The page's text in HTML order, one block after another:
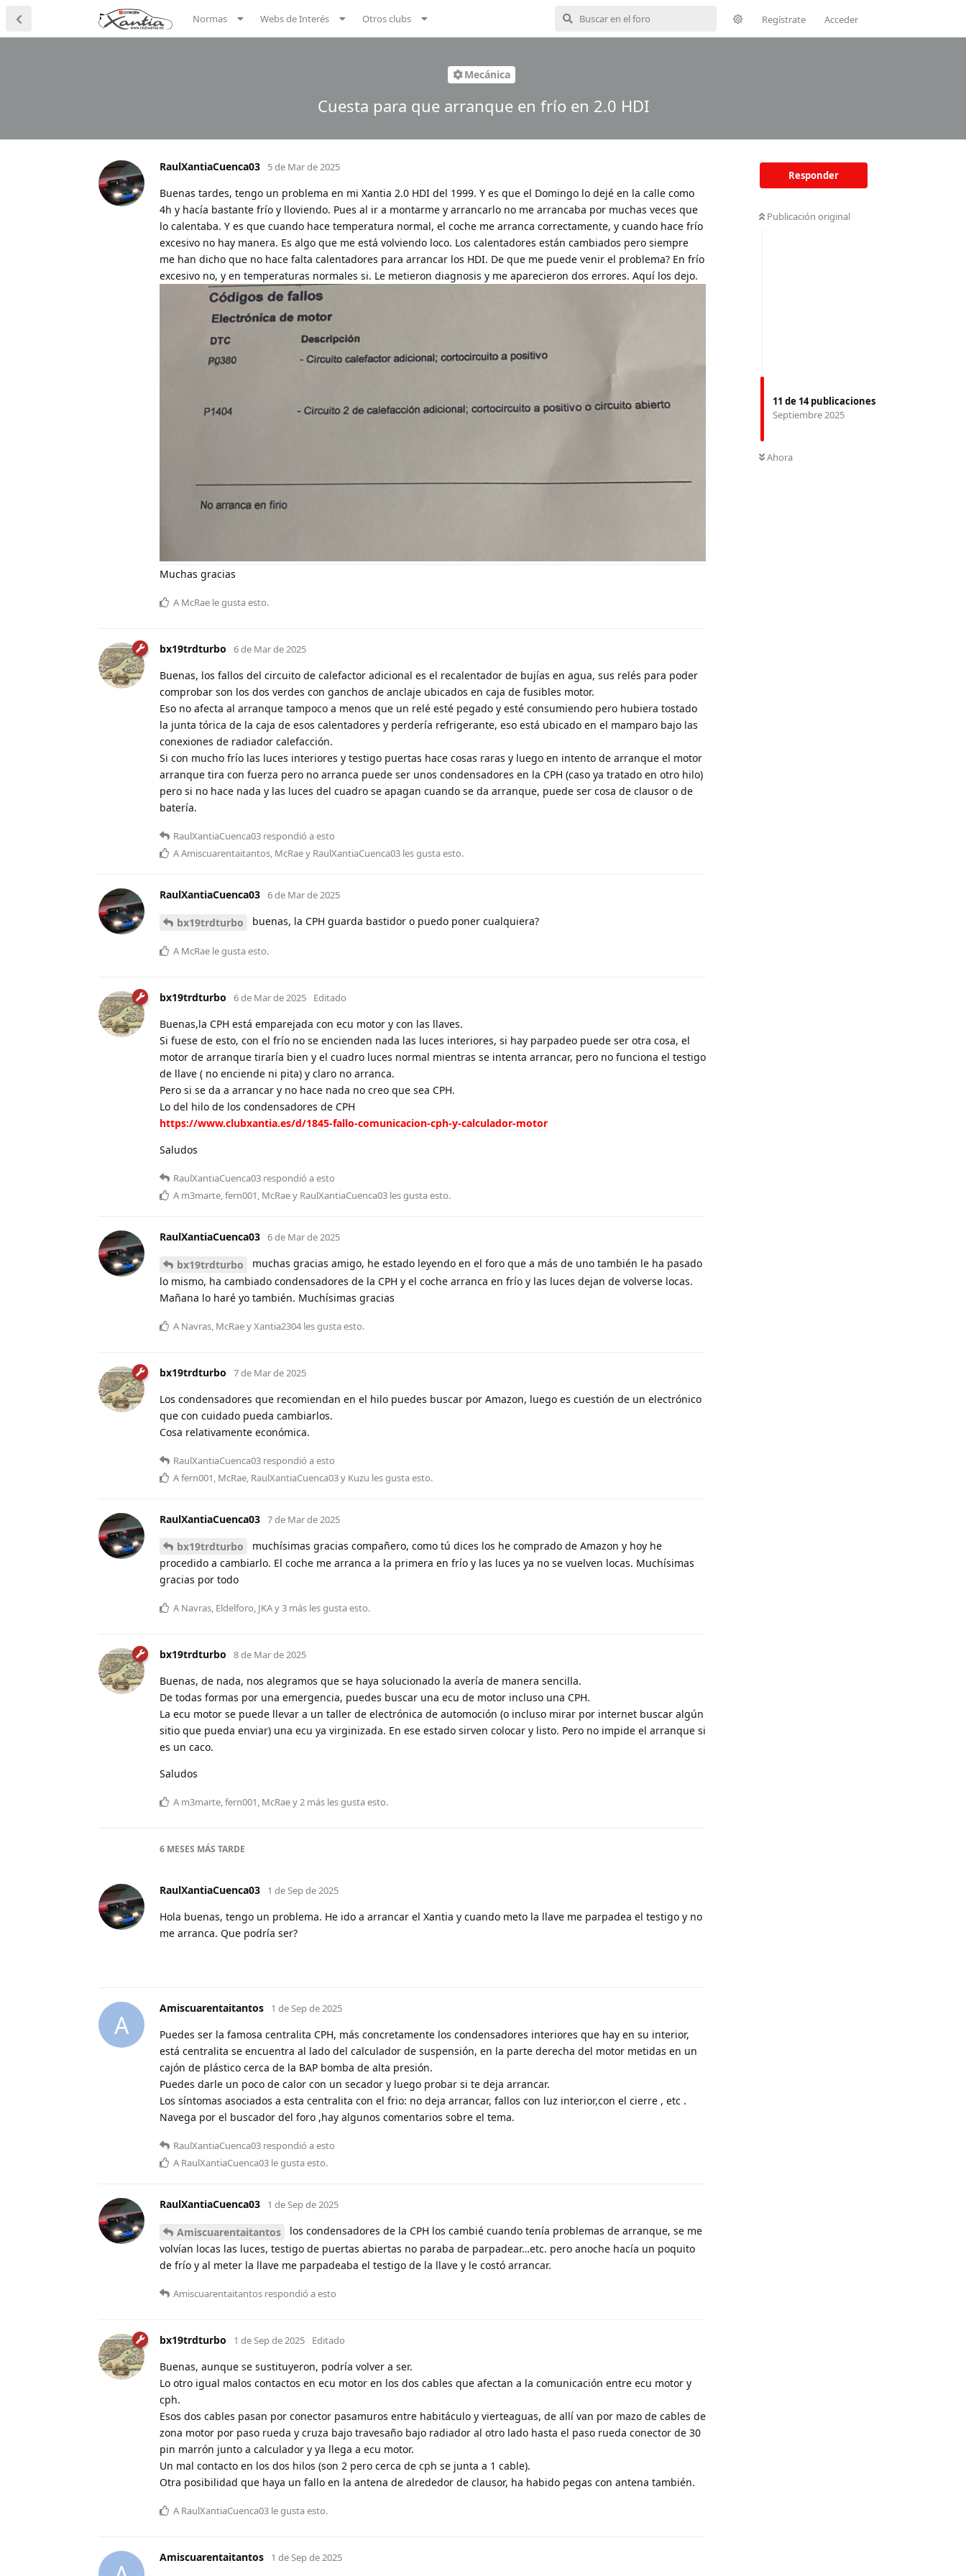
Normas Webs de Interés Otros clubs Regístrate Acceder
Mecánica
Cuesta para que arranque en frío en 2.0 HDI
Responder
Publicación original
11 de 14publicaciones
Septiembre 2025
Ahora
RaulXantiaCuenca03 5 de Mar de 2025
Buenas tardes, tengo un problema en mi Xantia 2.0 HDI del 1999. Y es que el Domingo lo dejé en la calle como
4h y hacía bastante frío y lloviendo. Pues al ir a montarme y arrancarlo no me arrancaba por muchas veces que
lo calentaba. Y es que cuando hace temperatura normal, el coche me arranca correctamente, y cuando hace frío
excesivo no hay manera. Es algo que me está volviendo loco. Los calentadores están cambiados pero siempre
me han dicho que no hace falta calentadores para arrancar los HDI. De que me puede venir el problema? En frío
excesivo no, y en temperaturas normales si. Le metieron diagnosis y me aparecieron dos errores. Aquí los dejo.
Muchas gracias
A McRae le gusta esto.
bx19trdturbo 6 de Mar de 2025
Buenas, los fallos del circuito de calefactor adicional es el recalentador de bujías en agua, sus relés para poder
comprobar son los dos verdes con ganchos de anclaje ubicados en caja de fusibles motor.
Eso no afecta al arranque tampoco a menos que un relé esté pegado y esté consumiendo pero hubiera tostado
la junta tórica de la caja de esos calentadores y perdería refrigerante, eso está ubicado en el mamparo bajo las
conexiones de radiador calefacción.
Si con mucho frío las luces interiores y testigo puertas hace cosas raras y luego en intento de arranque el motor
arranque tira con fuerza pero no arranca puede ser unos condensadores en la CPH (caso ya tratado en otro hilo)
pero si no hace nada y las luces del cuadro se apagan cuando se da arranque, puede ser cosa de clausor o de
batería.
RaulXantiaCuenca03 respondió a esto
AAmiscuarentaitantos, McRaey RaulXantiaCuenca03 les gusta esto.
RaulXantiaCuenca03 6 de Mar de 2025
bx19trdturbo buenas, la CPH guarda bastidor o puedo poner cualquiera?
A McRae le gusta esto.
bx19trdturbo 6 de Mar de 2025 Editado
Buenas,la CPH está emparejada con ecu motor y con las llaves.
Si fuese de esto, con el frío no se encienden nada las luces interiores, si hay parpadeo puede ser otra cosa, el
motor de arranque tiraría bien y el cuadro luces normal mientras se intenta arrancar, pero no funciona el testigo
de llave ( no enciende ni pita) y claro no arranca.
Pero si se da a arrancar y no hace nada no creo que sea CPH.
Lo del hilo de los condensadores de CPH
https://www.clubxantia.es/d/1845-fallo-comunicacion-cph-y-calculador-motor
Saludos
RaulXantiaCuenca03 respondió a esto
A m3marte,fern001, McRaey RaulXantiaCuenca03 les gusta esto.
RaulXantiaCuenca03 6 de Mar de 2025
bx19trdturbo
muchas gracias amigo, he estado leyendo en el foro que a más de uno también le ha pasado
lo mismo, ha cambiado condensadores de la CPH y el coche arranca en frío y las luces dejan de volverse locas.
Mañana lo haré yo también. Muchísimas gracias
A Navras, McRaeyXantia2304 les gusta esto.
bx19trdturbo 7 de Mar de 2025
Los condensadores que recomiendan en el hilo puedes buscar por Amazon, luego es cuestión de un electrónico
que con cuidado pueda cambiarlos.
Cosa relativamente económica.
RaulXantiaCuenca03 respondió a esto
Afern001, McRae, RaulXantiaCuenca03y Kuzu les gusta esto.
RaulXantiaCuenca03 7 de Mar de 2025
bx19trdturbo
muchísimas gracias compañero, como tú dices los he comprado de Amazon y hoy he
procedido a cambiarlo. El coche me arranca a la primera en frío y las luces ya no se vuelven locas. Muchísimas
gracias por todo
A Navras, Eldelforo, JKAy3 más les gusta esto.
bx19trdturbo 8 de Mar de 2025
Buenas, de nada, nos alegramos que se haya solucionado la avería de manera sencilla.
De todas formas por una emergencia, puedes buscar una ecu de motor incluso una CPH.
La ecu motor se puede llevar a un taller de electrónica de automoción (o incluso mirar por internet buscar algún
sitio que pueda enviar) una ecu ya virginizada. En ese estado sirven colocar y listo. Pero no impide el arranque si
es un caco.
Saludos
A m3marte,fern001, McRaey2 más les gusta esto.
6 MESES MÁS TARDE
RaulXantiaCuenca03 1 de Sep de 2025
Hola buenas, tengo un problema. He ido a arrancar el Xantia y cuando meto la llave me parpadea el testigo y no
me arranca. Que podría ser?
A
Amiscuarentaitantos 1 de Sep de 2025
Puedes ser la famosa centralita CPH, más concretamente los condensadores interiores que hay en su interior,
está centralita se encuentra al lado del calculador de suspensión, en la parte derecha del motor metidas en un
cajón de plástico cerca de la BAP bomba de alta presión.
Puedes darle un poco de calor con un secador y luego probar si te deja arrancar.
Los síntomas asociados a esta centralita con el frio: no deja arrancar, fallos con luz interior,con el cierre , etc .
Navega por el buscador del foro ,hay algunos comentarios sobre el tema.
RaulXantiaCuenca03 respondió a esto
A RaulXantiaCuenca03 le gusta esto.
RaulXantiaCuenca03 1 de Sep de 2025
Amiscuarentaitantos
los condensadores de la CPH los cambié cuando tenía problemas de arranque, se me
volvían locas las luces, testigo de puertas abiertas no paraba de parpadear…etc. pero anoche hacía un poquito
de frío y al meter la llave me parpadeaba el testigo de la llave y le costó arrancar.
Amiscuarentaitantos respondió a esto
bx19trdturbo 1 de Sep de 2025 Editado
Buenas, aunque se sustituyeron, podría volver a ser.
Lo otro igual malos contactos en ecu motor en los dos cables que afectan a la comunicación entre ecu motor y
cph.
Esos dos cables pasan por conector pasamuros entre habitáculo y vierteaguas, de allí van por mazo de cables de
zona motor por paso rueda y cruza bajo travesaño bajo radiador al otro lado hasta el paso rueda conector de 30
pin marrón junto a calculador y ya llega a ecu motor.
Un mal contacto en los dos hilos (son 2 pero cerca de cph se junta a 1 cable).
Otra posibilidad que haya un fallo en la antena de alrededor de clausor, ha habido pegas con antena también.
A RaulXantiaCuenca03 le gusta esto.
Amiscuarentaitantos 1 de Sep de 2025